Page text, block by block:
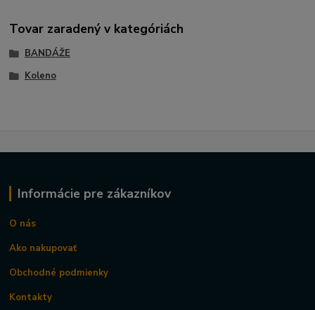
Tovar zaradený v kategóriách
BANDÁŽE
Koleno
Informácie pre zákazníkov
O nás
Ako nakupovať
Obchodné podmienky
Kontakty